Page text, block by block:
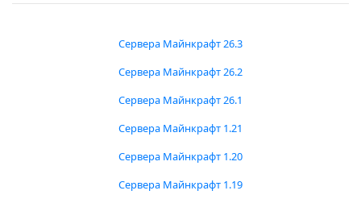
Сервера Майнкрафт 26.3
Сервера Майнкрафт 26.2
Сервера Майнкрафт 26.1
Сервера Майнкрафт 1.21
Сервера Майнкрафт 1.20
Сервера Майнкрафт 1.19